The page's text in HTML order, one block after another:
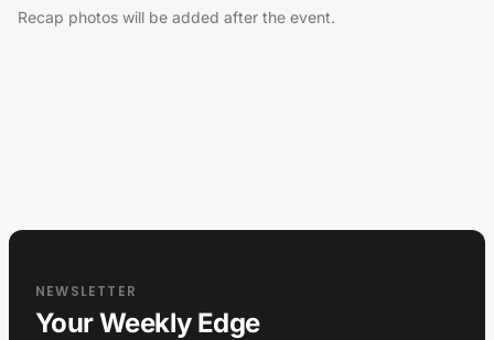
Recap photos will be added after the event.
NEWSLETTER
Your Weekly Edge